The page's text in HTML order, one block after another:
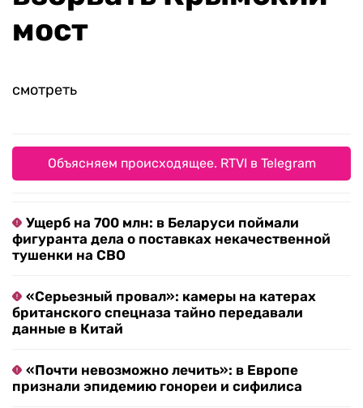
мост
смотреть
Объясняем происходящее. RTVI в Telegram
Ущерб на 700 млн: в Беларуси поймали
фигуранта дела о поставках некачественной
тушенки на СВО
«Серьезный провал»: камеры на катерах
британского спецназа тайно передавали
данные в Китай
«Почти невозможно лечить»: в Европе
признали эпидемию гонореи и сифилиса